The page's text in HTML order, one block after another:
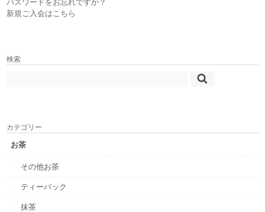
パスワードをお忘れですか？
新規ご入会はこちら
検索
カテゴリー
お茶
その他お茶
ティーバック
抹茶